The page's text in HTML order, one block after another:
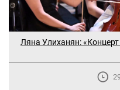
Ляна Улиханян:
В Москве
Меликов» на
«Лорис
деятельность